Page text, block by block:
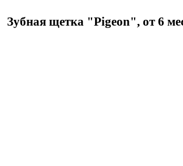
Зубная щетка "Pigeon", от 6